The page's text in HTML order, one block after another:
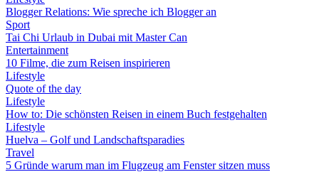
Blogger Relations: Wie spreche ich Blogger an
Sport
Tai Chi Urlaub in Dubai mit Master Can
Entertainment
10 Filme, die zum Reisen inspirieren
Lifestyle
Quote of the day
Lifestyle
How to: Die schönsten Reisen in einem Buch festgehalten
Lifestyle
Huelva – Golf und Landschaftsparadies
Travel
5 Gründe warum man im Flugzeug am Fenster sitzen muss